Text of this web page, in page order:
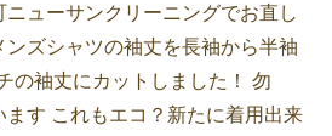
ューサンクリーニングでお直し
ズシャツの袖丈を長袖から半袖
の袖丈にカットしました！ 勿
す これもエコ？新たに着用出来